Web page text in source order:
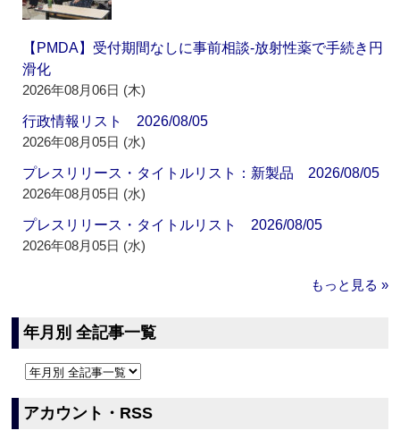
【PMDA】受付期間なしに事前相談‐放射性薬で手続き円
滑化
2026年08月06日 (木)
行政情報リスト 2026/08/05
2026年08月05日 (水)
プレスリリース・タイトルリスト：新製品 2026/08/05
2026年08月05日 (水)
プレスリリース・タイトルリスト 2026/08/05
2026年08月05日 (水)
もっと見る »
年月別 全記事一覧
アカウント・RSS